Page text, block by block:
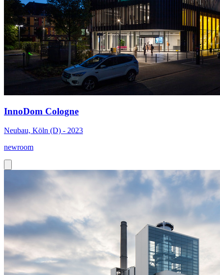
InnoDom Cologne
Neubau, Köln (D) - 2023
newroom